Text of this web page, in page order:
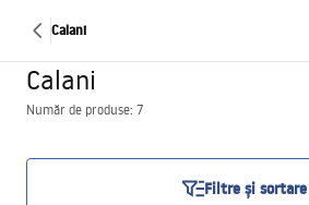
Calani
Calani
Număr de produse: 7
Filtre și sortare